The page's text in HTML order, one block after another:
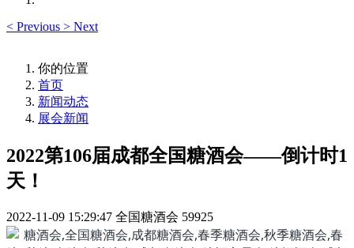
< Previous > Next
你的位置
首页
新闻动态
展会新闻
2022第106届成都全国糖酒会——倒计时1
天！
2022-11-09 15:29:47 全国糖酒会 59925